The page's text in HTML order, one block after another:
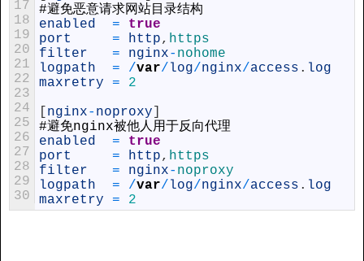
17
18
19
20
21
22
23
24
25
26
27
28
29
30
#避免恶意请求网站目录结构
enabled
=
true
port
= http, https
filter
= nginx- nohome
logpath
= /var/ log/nginx/access . log
maxretry
=
2
nginx- noproxy
#避免nginx被他人用于反向代理
enabled
=
true
port
= http, https
filter
= nginx- noproxy
logpath
= /var/ log/nginx/access . log
maxretry
= 2